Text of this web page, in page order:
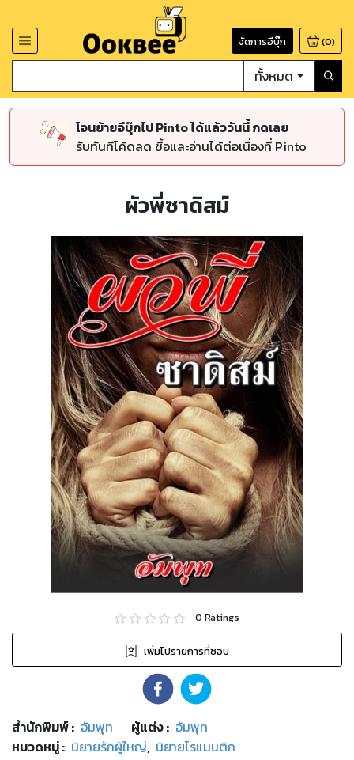
จัดการอีบุ๊ก (0)
ทั้งหมด
โอนย้ายอีบุ๊กไป Pinto ได้แล้ววันนี้ กดเลย
รับทันทีโค้ดลด ซื้อและอ่านได้ต่อเนื่องที่ Pinto
ผัวพี่ซาดิสม์
0 Ratings
เพิ่มไปรายการที่ชอบ
สำนักพิมพ์: อัมพุท ผู้แต่ง : อัมพุท
หมวดหมู่: นิยายรักผู้ใหญ่, นิยายโรแมนติก